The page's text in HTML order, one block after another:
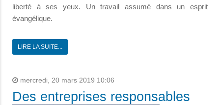
liberté à ses yeux. Un travail assumé dans un esprit
évangélique.
LIRE LA SUITE...
mercredi, 20 mars 2019 10:06
Des entreprises responsables